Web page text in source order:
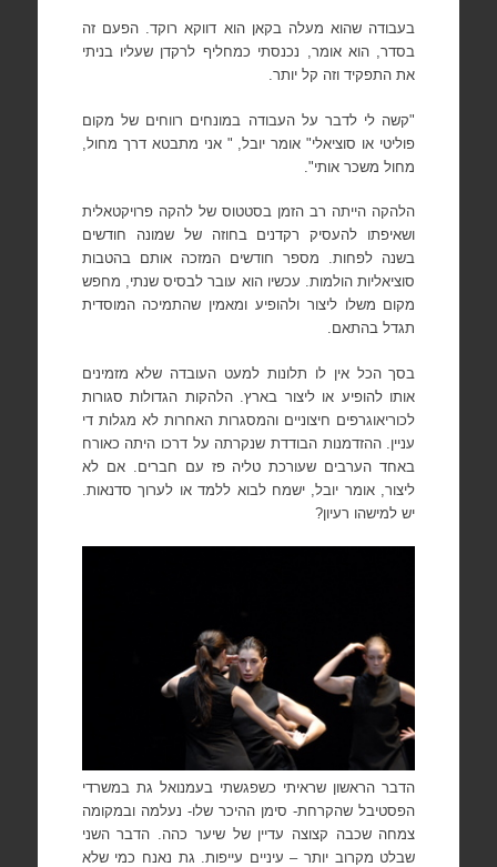
בעבודה שהוא מעלה בקאן הוא דווקא רוקד. הפעם זה
בסדר, הוא אומר, נכנסתי כמחליף לרקדן שעליו בניתי
את התפקיד וזה קל יותר.
"קשה לי לדבר על העבודה במונחים רווחים של מקום
פוליטי או סוציאלי" אומר יובל, " אני מתבטא דרך מחול,
מחול משכר אותי".
הלהקה הייתה רב הזמן בסטטוס של להקה פרויקטאלית
ושאיפתו להעסיק רקדנים בחוזה של שמונה חודשים
בשנה לפחות. מספר חודשים המזכה אותם בהטבות
סוציאליות הולמות. עכשיו הוא עובר לבסיס שנתי, מחפש
מקום משלו ליצור ולהופיע ומאמין שהתמיכה המוסדית
תגדל בהתאם.
בסך הכל אין לו תלונות למעט העובדה שלא מזמינים
אותו להופיע או ליצור בארץ. הלהקות הגדולות סגורות
לכוריאוגרפים חיצוניים והמסגרות האחרות לא מגלות די
עניין. ההזדמנות הבודדת שנקרתה על דרכו היתה כאורח
באחד הערבים שעורכת טליה פז עם חברים. אם לא
ליצור,
אומר יובל, ישמח לבוא ללמד או לערוך סדנאות.
יש למישהו רעיון?
הדבר הראשון שראיתי כשפגשתי בעמנואל גת במשרדי
הפסטיבל שהקרחת- סימן ההיכר שלו- נעלמה ובמקומה
צמחה שכבה קצוצה עדיין של שיער כהה. הדבר השני
שבלט מקרוב יותר – עיניים עייפות. גת נאנח כמי שלא